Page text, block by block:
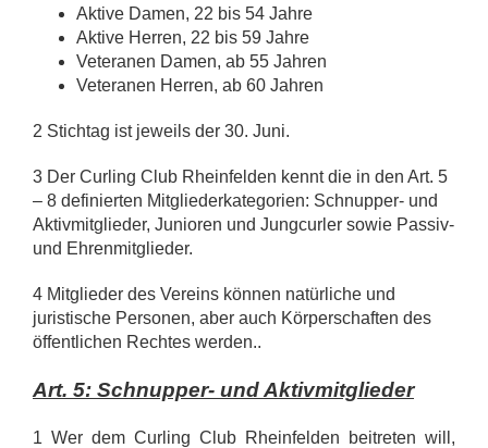
Aktive Damen, 22 bis 54 Jahre
Aktive Herren, 22 bis 59 Jahre
Veteranen Damen, ab 55 Jahren
Veteranen Herren, ab 60 Jahren
2 Stichtag ist jeweils der 30. Juni.
3 Der Curling Club Rheinfelden kennt die in den Art. 5
– 8 definierten Mitgliederkategorien: Schnupper- und
Aktivmitglieder, Junioren und Jungcurler sowie Passiv-
und Ehrenmitglieder.
4 Mitglieder des Vereins können natürliche und
juristische Personen, aber auch Körperschaften des
öffentlichen Rechtes werden..
Art. 5: Schnupper- und Aktivmitglieder
1 Wer dem Curling Club Rheinfelden beitreten will,